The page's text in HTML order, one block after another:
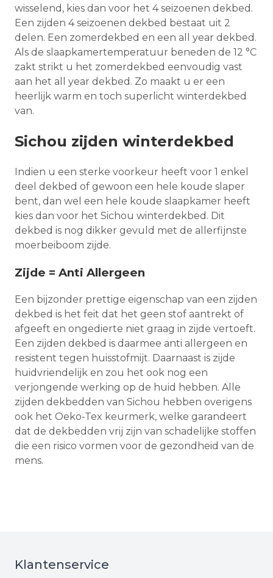
wisselend, kies dan voor het 4 seizoenen dekbed.
Een zijden 4 seizoenen dekbed bestaat uit 2
delen. Een zomerdekbed en een all year dekbed.
Als de slaapkamertemperatuur beneden de 12 °C
zakt strikt u het zomerdekbed eenvoudig vast
aan het all year dekbed. Zo maakt u er een
heerlijk warm en toch superlicht winterdekbed
van.
Sichou zijden winterdekbed
Indien u een sterke voorkeur heeft voor 1 enkel
deel dekbed of gewoon een hele koude slaper
bent, dan wel een hele koude slaapkamer heeft
kies dan voor het Sichou winterdekbed. Dit
dekbed is nog dikker gevuld met de allerfijnste
moerbeiboom zijde.
Zijde = Anti Allergeen
Een bijzonder prettige eigenschap van een zijden
dekbed is het feit dat het geen stof aantrekt of
afgeeft en ongedierte niet graag in zijde vertoeft.
Een zijden dekbed is daarmee anti allergeen en
resistent tegen huisstofmijt. Daarnaast is zijde
huidvriendelijk en zou het ook nog een
verjongende werking op de huid hebben. Alle
zijden dekbedden van Sichou hebben overigens
ook het Oeko-Tex keurmerk, welke garandeert
dat de dekbedden vrij zijn van schadelijke stoffen
die een risico vormen voor de gezondheid van de
mens.
Klantenservice